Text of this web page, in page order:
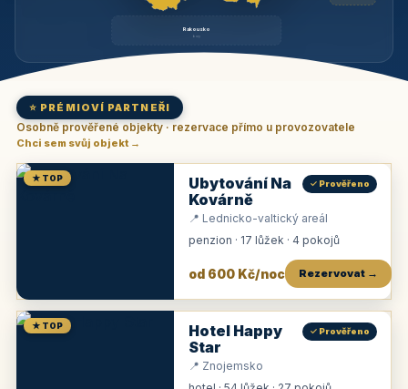
Rakousko
brzy
⭐ PRÉMIOVÍ PARTNEŘI
Osobně prověřené objekty · rezervace přímo u provozovatele
Chci sem svůj objekt →
★ TOP
Ubytování Na
Kovárně
✓ Prověřeno
📍 Lednicko-valtický areál
penzion · 17 lůžek · 4 pokojů
od 600 Kč/noc Rezervovat →
★ TOP
Hotel Happy
Star
✓ Prověřeno
📍 Znojemsko